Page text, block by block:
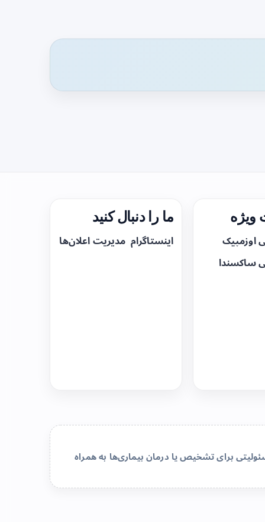
ویژه
اوزمپیک
ساکسندا
ما را دنبال کنید
اینستاگرام مدیریت اعلان‌ها
برای تشخیص یا درمان بیماری‌ها به همراه